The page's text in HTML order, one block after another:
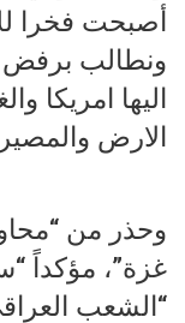
أصبحت فخرا
ونطالب برفض
اليها امريكا
الارض
وحذر من
غزة”، مؤكداً
“الشعب